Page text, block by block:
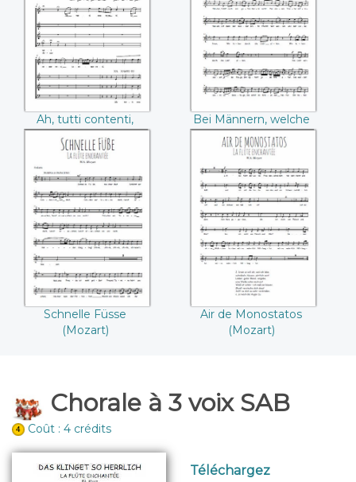
Les noces de Figaro
((Mozart))
Ah, tutti contenti,
Les noces de Figaro
(Mozart)
welche Liebe
fühlen ((Mozart))
Bei Männern, welche
Liebe fühlen (Mozart)
Schnelle Füsse
((Mozart))
Schnelle Füsse
(Mozart)
Air de Monostatos
((Mozart))
Air de Monostatos
(Mozart)
Chorale à 3 voix SAB
Coût : 4 crédits
Téléchargez